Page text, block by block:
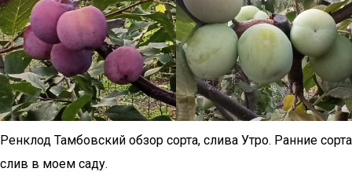
Ренклод Тамбовский обзор сорта, слива Утро. Ранние сорта
слив в моем саду.